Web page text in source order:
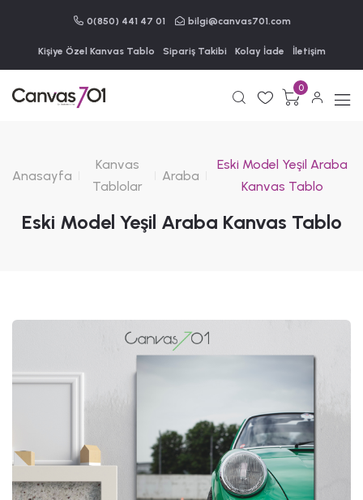
0(850) 441 47 01 bilgi@canvas701.com
Kişiye Özel Kanvas Tablo Sipariş Takibi Kolay İade İletişim
0
Anasayfa
Kanvas
Tablolar
Araba
Eski Model Yeşil Araba
Kanvas Tablo
Eski Model Yeşil Araba Kanvas Tablo